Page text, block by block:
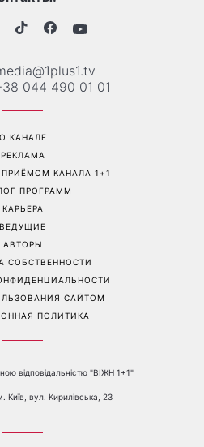
«Это был сюрприз»:
Соломия Витвицкая
рассказала, как узнала о
беременности и как
отреагировал ее муж